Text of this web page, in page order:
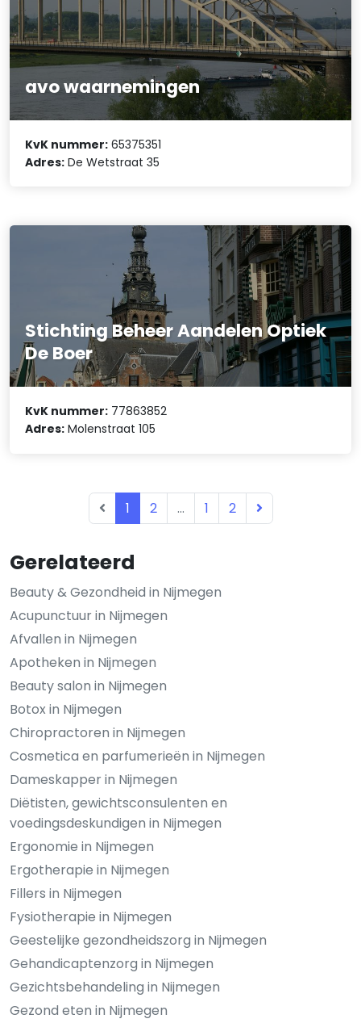
Gerelateerd
Beauty & Gezondheid in Nijmegen
Acupunctuur in Nijmegen
Afvallen in Nijmegen
Apotheken in Nijmegen
Beauty salon in Nijmegen
Botox in Nijmegen
Chiropractoren in Nijmegen
Cosmetica en parfumerieën in Nijmegen
Dameskapper in Nijmegen
Diëtisten, gewichtsconsulenten en
voedingsdeskundigen in Nijmegen
Ergonomie in Nijmegen
Ergotherapie in Nijmegen
Fillers in Nijmegen
Fysiotherapie in Nijmegen
Geestelijke gezondheidszorg in Nijmegen
Gehandicaptenzorg in Nijmegen
Gezichtsbehandeling in Nijmegen
Gezond eten in Nijmegen
avo waarnemingen
KvK nummer: 65375351
Adres: De Wetstraat 35
Stichting Beheer Aandelen Optiek
De Boer
KvK nummer: 77863852
Adres: Molenstraat 105
1 2 ... 1 2